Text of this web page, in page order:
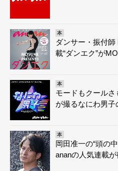
本
ダンサー・振付
載“ダンエク”が
本
モードもクール
が撮るなにわ男子
本
岡田准一の“頭の
ananの人気連載